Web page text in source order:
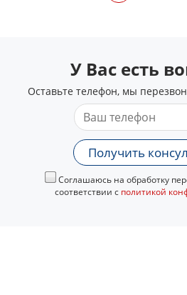
У Вас есть
Оставьте телефон, мы
Получить
Соглашаюсь на обработку
соответствии с политикой